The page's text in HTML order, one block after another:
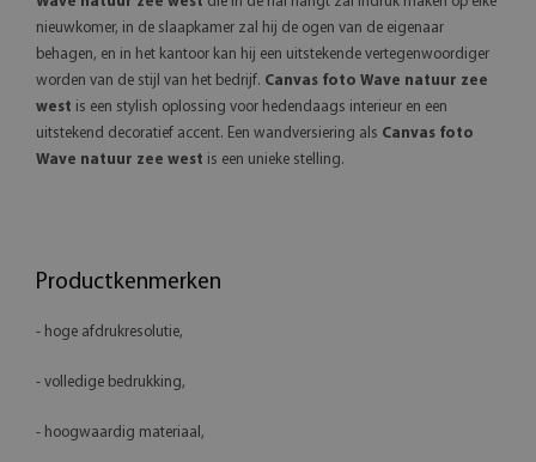
nieuwkomer, in de slaapkamer zal hij de ogen van de eigenaar
behagen, en in het kantoor kan hij een uitstekende vertegenwoordiger
worden van de stijl van het bedrijf. Canvas foto Wave natuur zee
west is een stylish oplossing voor hedendaags interieur en een
uitstekend decoratief accent. Een wandversiering als Canvas foto
Wave natuur zee west is een unieke stelling.
Productkenmerken
- hoge afdrukresolutie,
- volledige bedrukking,
- hoogwaardig materiaal,